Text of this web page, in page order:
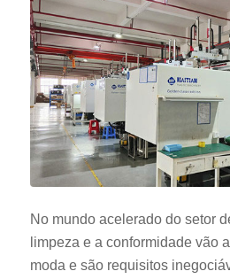
No mundo acelerado do setor
limpeza e a conformidade vão
moda e são requisitos